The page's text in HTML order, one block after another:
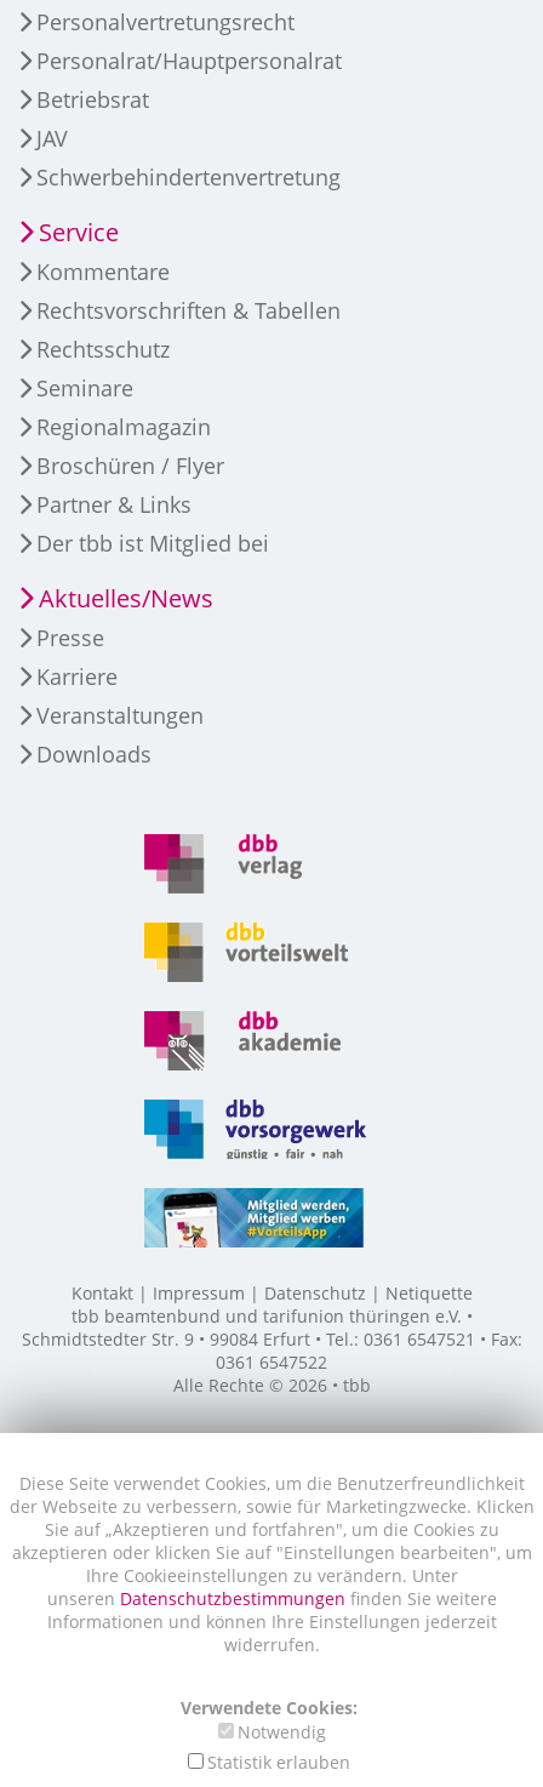
Diese Seite verwendet Cookies, um die Benutzerfreundlichkeit
der Webseite zu verbessern, sowie für Marketingzwecke. Klicken
Sie auf „Akzeptieren und fortfahren", um die Cookies zu
akzeptieren oder klicken Sie auf "Einstellungen bearbeiten", um
Ihre Cookieeinstellungen zu verändern. Unter
unseren Datenschutzbestimmungen finden Sie weitere
Informationen und können Ihre Einstellungen jederzeit
widerrufen.
Verwendete Cookies:
Notwendig
Statistik erlauben
Personalvertretungsrecht
Personalrat/Hauptpersonalrat
Betriebsrat
JAV
Schwerbehindertenvertretung
Service
Kommentare
Rechtsvorschriften & Tabellen
Rechtsschutz
Seminare
Regionalmagazin
Broschüren / Flyer
Partner & Links
Der tbb ist Mitglied bei
Aktuelles/News
Presse
Karriere
Veranstaltungen
Downloads
Kontakt Impressum Datenschutz
Netiquette
tbb beamtenbund und tarifunion thüringen e.V. •
Schmidtstedter Str. 9 • 99084 Erfurt • Tel.: 0361 6547521 • Fax:
0361 6547522
Alle Rechte © 2026 • tbb